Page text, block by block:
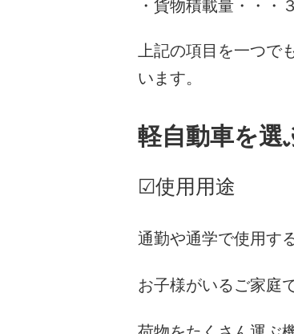
・貨物積載量・・・
上記の項目を一つで
います。
軽自動車を選
☑使用用途
通勤や通学で使用す
お子様がいるご家庭